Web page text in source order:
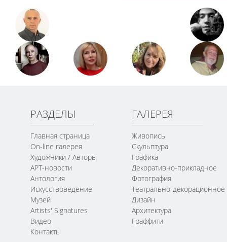
РАЗДЕЛЫ
Главная страница
On-line галерея
Художники / Авторы
АРТ-новости
Антология
Искусствоведение
Музей
Artists' Signatures
Видео
Контакты
ГАЛЕРЕЯ
Живопись
Скульптура
Графика
Декоративно-прикладное
Фотография
Театрально-декорационное
Дизайн
Архитектура
Граффити